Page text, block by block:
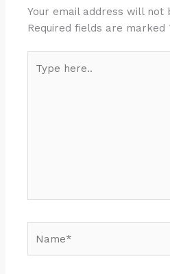
Your email address will not
Required fields are marked
here..